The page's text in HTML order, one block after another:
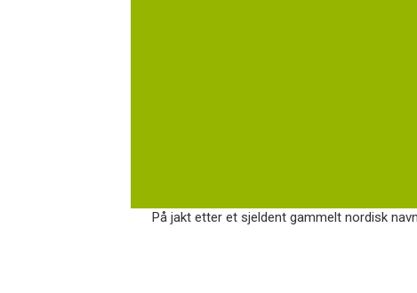
På jakt etter et sjeldent gammelt nordisk